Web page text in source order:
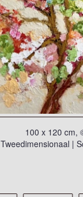
100 x 120 cm,
Tweedimensionaal |